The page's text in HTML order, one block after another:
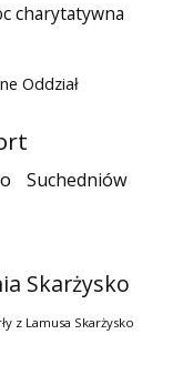
charytatywna
Oddział
Suchedniów
Skarżysko
z Lamusa Skarżysko